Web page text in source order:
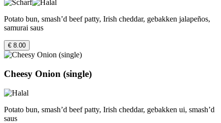
Potato bun, smash’d beef patty, Irish cheddar, gebakken jalapeños,
samurai saus
€ 8.00
Cheesy Onion (single)
Potato bun, smash’d beef patty, Irish cheddar, gebakken ui, smash’d
saus